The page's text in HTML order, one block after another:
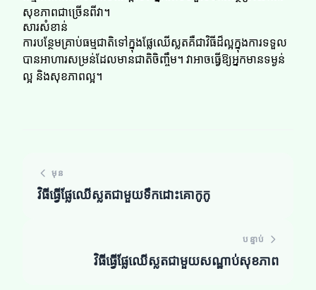
សុខភាពជាច្រើនពីវា។
សារសំខាន់
ការបន្ថែមគ្រាប់ធម្មជាតិទៅក្នុងផ្លែឈើស្លតគឺជាវិធីដ៏ល្អក្នុងការទទួល
បានអាហារសម្រន់ដែលមានជាតិចិញ្ចឹម។ វាអាចធ្វើឱ្យអ្នកមានទម្ងន់
ល្អ និងសុខភាពល្អ។
មុន
វិធីធ្វើផ្លែឈើស្លតជាមួយទឹកដោះគោកូកូ
បន្ទាប់
វិធីធ្វើផ្លែឈើស្លតជាមួយសណ្ឋាប់សុខភាព